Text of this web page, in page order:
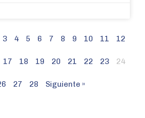
3 4 5 6 7 8 9 10 11 12
17 18 19 20 21 22 23 24
27 28 Siguiente »